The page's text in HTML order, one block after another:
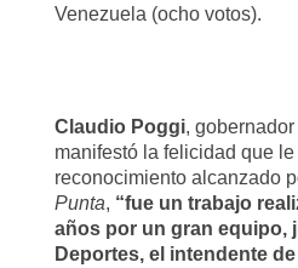
Venezuela (ocho votos).
Claudio Poggi,
manifestó la felicidad que le
reconocimiento alcanzado
Punta, “fue un trabajo
años por un gran equipo,
Deportes, el intendente